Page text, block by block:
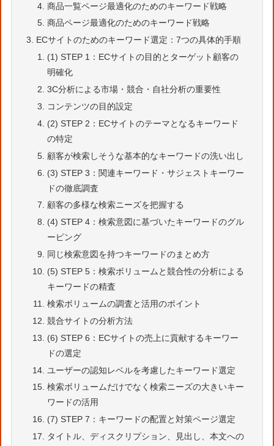
商品一覧ページ最適化のためのキーワード戦略
商品ページ最適化のためのキーワード戦略
ECサイトのためのキーワード選定：7つの具体的手順
(1) STEP 1：ECサイトの目的とターゲット顧客の
明確化
3C分析による市場・競合・自社分析の重要性
コンテンツの目的設定
(2) STEP 2：ECサイトのテーマとなるキーワード
の特定
顧客が検索しそうな基本的なキーワードの洗い出し
(3) STEP 3：関連キーワード・サジェストキーワー
ドの徹底調査
顧客の多様な検索ニーズを把握する
(4) STEP 4：検索意図に基づいたキーワードのグル
ーピング
同じ検索意図を持つキーワードのまとめ方
(5) STEP 5：検索ボリュームと競合性の分析による
キーワードの精査
検索ボリュームの調査と活用のポイント
競合サイトの分析方法
(6) STEP 6：ECサイトの売上に貢献するキーワー
ドの選定
ユーザーの認知レベルを考慮したキーワード選定
検索ボリュームだけでなく検索ニーズの大きいキー
ワードの活用
(7) STEP 7：キーワードの配置と対策ページ選定
タイトル、ディスクリプション、見出し、本文への